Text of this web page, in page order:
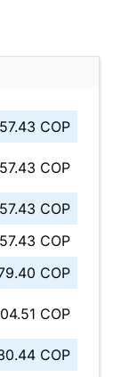
COP
COP
COP
COP
COP
COP
COP